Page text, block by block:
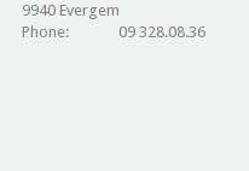
9940 Evergem
Phone:
09 328.08.36